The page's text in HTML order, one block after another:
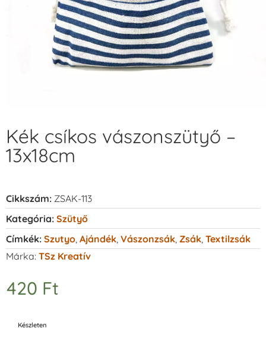
Kék csíkos vászonszütyő –
13x18cm
Cikkszám: ZSAK-113
Kategória: Szütyő
Címkék: Szutyo Ajándék Vászonzsák Zsák Textilzsák
Márka: TSz Kreatív
420 Ft
Készleten